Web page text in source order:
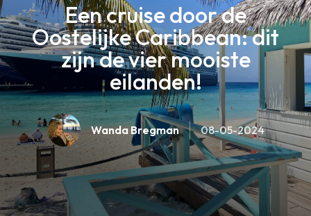
Een cruise door de
Oostelijke Caribbean: dit
zijn de vier mooiste
eilanden!
Wanda Bregman 08-05-2024